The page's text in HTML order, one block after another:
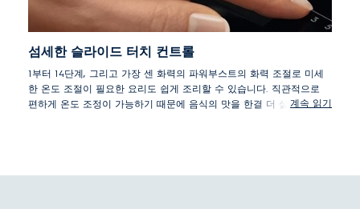
섬세한 슬라이드 터치 컨트롤
1부터 14단계, 그리고 가장 센 화력의 파워부스트의 화력 조절로 미세
한 온도 조절이 필요한 요리도 쉽게 조리할 수 있습니다. 직관적으로
편하게 온도 조정이 가능하기 때문에 음식의 맛을 한결 더 살릴 수 있
계속 읽기